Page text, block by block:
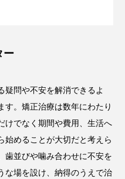
ー
疑問や不安を解消できるよ
す。矯正治療は数年にわたり
けでなく期間や費用、生活へ
始めることが大切だと考えら
歯並びや噛み合わせに不安を
な場を設け、納得のうえで治